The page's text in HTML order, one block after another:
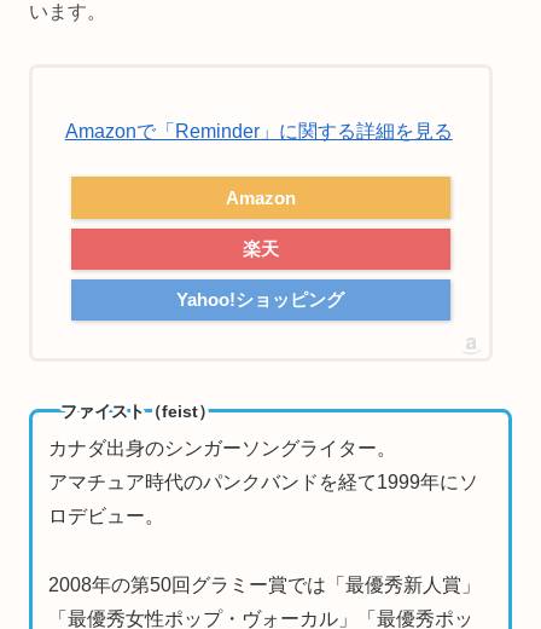
います。
Amazonで「Reminder」に関する詳細を見る
Amazon
楽天
Yahoo!ショッピング
ファイスト（feist）
カナダ出身のシンガーソングライター。
アマチュア時代のパンクバンドを経て1999年にソ
ロデビュー。
2008年の第50回グラミー賞では「最優秀新人賞」
「最優秀女性ポップ・ヴォーカル」「最優秀ポッ